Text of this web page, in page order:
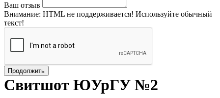
Ваш отзыв
Внимание: HTML не поддерживается! Используйте обычный
текст!
Продолжить
Свитшот ЮУрГУ №2